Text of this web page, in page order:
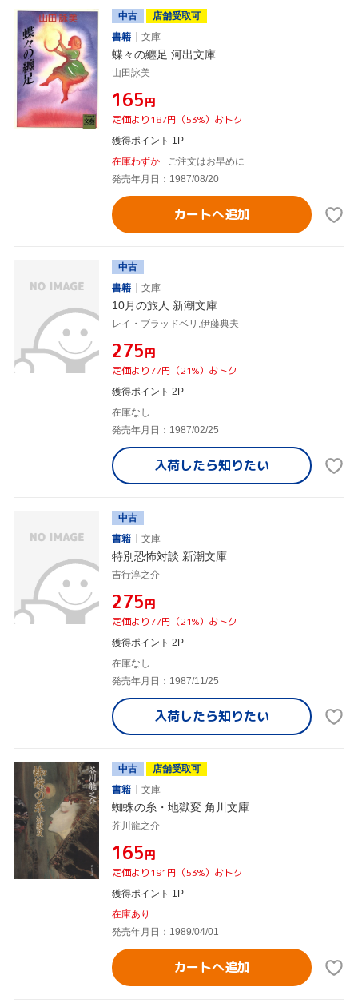
中古
店舗受取可
書籍
文庫
蝶々の纏足 河出文庫
山田詠美
¥165円
定価より187円（53%）おトク
獲得ポイント 1P
在庫わずか
ご注文はお早めに
発売年月日：1987/08/20
カートへ追加
中古
書籍
文庫
10月の旅人 新潮文庫
レイ・ブラッドベリ,伊藤典夫
¥275円
定価より77円（21%）おトク
獲得ポイント 2P
在庫なし
発売年月日：1987/02/25
入荷したら知りたい
中古
書籍
文庫
特別恐怖対談 新潮文庫
吉行淳之介
¥275円
定価より77円（21%）おトク
獲得ポイント 2P
在庫なし
発売年月日：1987/11/25
入荷したら知りたい
中古
店舗受取可
書籍
文庫
蜘蛛の糸・地獄変 角川文庫
芥川龍之介
¥165円
定価より191円（53%）おトク
獲得ポイント 1P
在庫あり
発売年月日：1989/04/01
カートへ追加